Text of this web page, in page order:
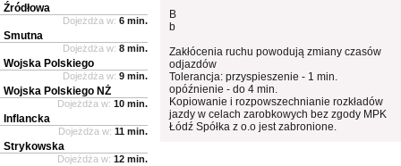
B
b
Zakłócenia ruchu powodują zmiany czasów
odjazdów
Tolerancja: przyspieszenie - 1 min.
opóźnienie - do 4 min.
Kopiowanie i rozpowszechnianie rozkładów
jazdy w celach zarobkowych bez zgody MPK
Łódź Spółka z o.o jest zabronione.
Źródłowa
Dojeżdża w: 6 min.
Smutna
Dojeżdża w: 8 min.
Wojska Polskiego
Dojeżdża w: 9 min.
Wojska Polskiego NŻ
Dojeżdża w: 10 min.
Inflancka
Dojeżdża w: 11 min.
Strykowska
Dojeżdża w: 12 min.